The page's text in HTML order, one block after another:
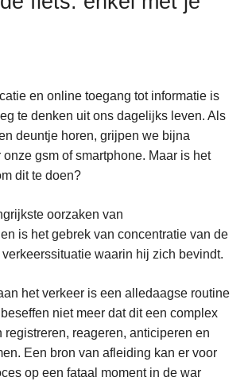
en online toegang tot informatie is
te denken uit ons dagelijks leven. Als
deuntje horen, grijpen we bijna
gsm of smartphone. Maar is het
dit te doen?
oorzaken van
is het gebrek van concentratie van de
waarin hij zich bevindt.
het verkeer is een alledaagse routine
niet meer dat dit een complex
registreren, reageren, anticiperen en
Een bron van afleiding kan er voor
op een fataal moment in de war